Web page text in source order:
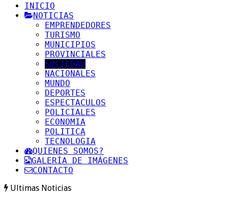
INICIO
NOTICIAS
EMPRENDEDORES
TURISMO
MUNICIPIOS
PROVINCIALES
SOCIEDAD
NACIONALES
MUNDO
DEPORTES
ESPECTACULOS
POLICIALES
ECONOMIA
POLITICA
TECNOLOGIA
QUIENES SOMOS?
GALERÍA DE IMÁGENES
CONTACTO
Ultimas Noticias